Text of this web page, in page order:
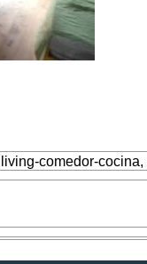
comedor-